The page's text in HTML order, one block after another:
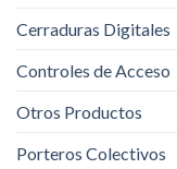
Cerraduras Digitales
Controles de Acceso
Otros Productos
Porteros Colectivos